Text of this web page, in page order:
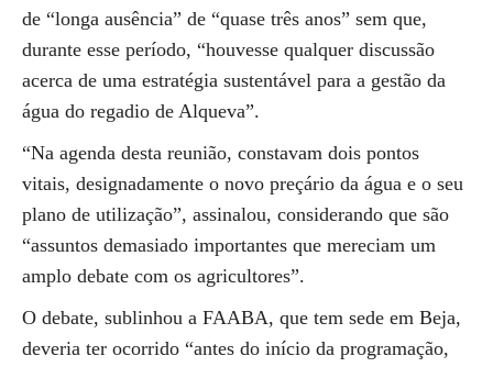
de “longa ausência” de “quase três anos” sem que,
durante esse período, “houvesse qualquer discussão
acerca de uma estratégia sustentável para a gestão da
água do regadio de Alqueva”.
“Na agenda desta reunião, constavam dois pontos
vitais, designadamente o novo preçário da água e o seu
plano de utilização”, assinalou, considerando que são
“assuntos demasiado importantes que mereciam um
amplo debate com os agricultores”.
O debate, sublinhou a FAABA, que tem sede em Beja,
deveria ter ocorrido “antes do início da programação,